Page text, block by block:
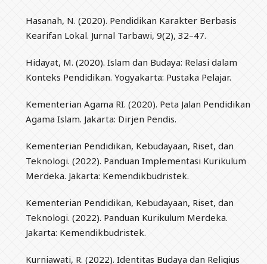
Hasanah, N. (2020). Pendidikan Karakter Berbasis
Kearifan Lokal. Jurnal Tarbawi, 9(2), 32–47.
Hidayat, M. (2020). Islam dan Budaya: Relasi dalam
Konteks Pendidikan. Yogyakarta: Pustaka Pelajar.
Kementerian Agama RI. (2020). Peta Jalan Pendidikan
Agama Islam. Jakarta: Dirjen Pendis.
Kementerian Pendidikan, Kebudayaan, Riset, dan
Teknologi. (2022). Panduan Implementasi Kurikulum
Merdeka. Jakarta: Kemendikbudristek.
Kementerian Pendidikan, Kebudayaan, Riset, dan
Teknologi. (2022). Panduan Kurikulum Merdeka.
Jakarta: Kemendikbudristek.
Kurniawati, R. (2022). Identitas Budaya dan Religius